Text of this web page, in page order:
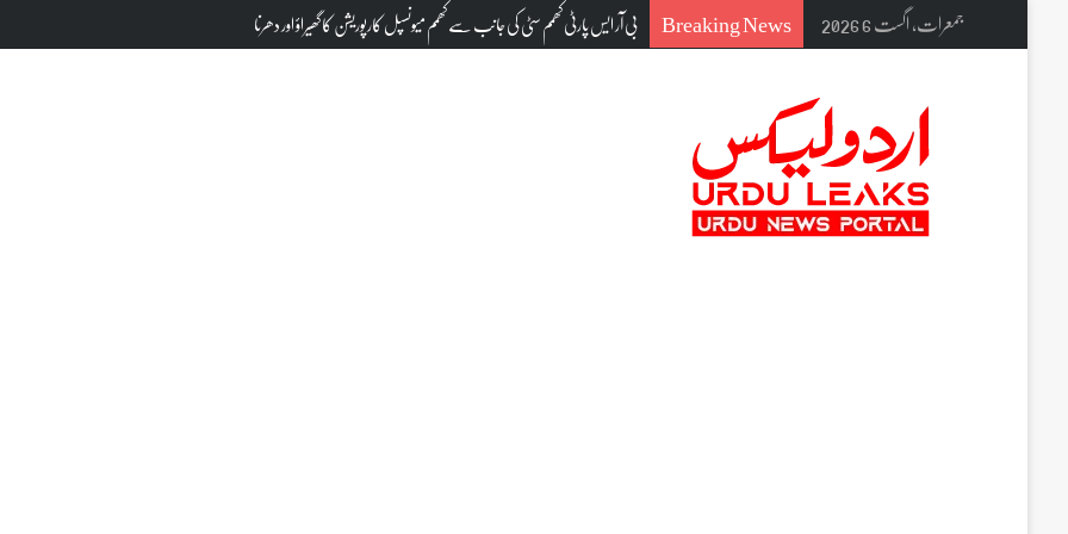
جمعرات, اگست 6 2026 Breaking News مسلم خواتین کی آواز ایوانوں میں گونجے اور وہ قانون ساز بنیں : کویتا